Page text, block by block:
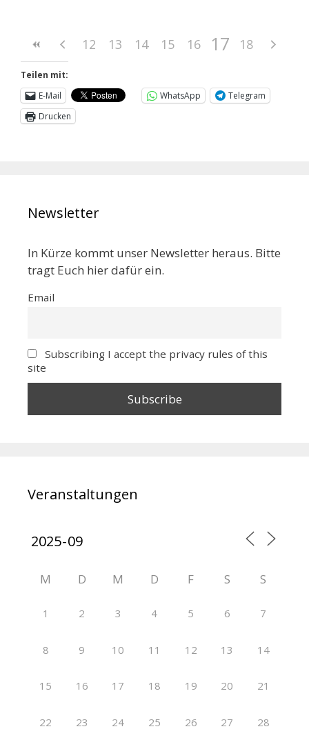
12 13 14 15 16 17 18
Teilen mit:
E-Mail
WhatsApp
Telegram
Drucken
Newsletter
In Kürze kommt unser Newsletter heraus. Bitte
tragt Euch hier dafür ein.
Email
Subscribing I accept the privacy rules of this
site
Veranstaltungen
M D M D F S S
1 2 3 4 5 6 7
8 9 10 11 12 13 14
15 16 17 18 19 20 21
22 23 24 25 26 27 28